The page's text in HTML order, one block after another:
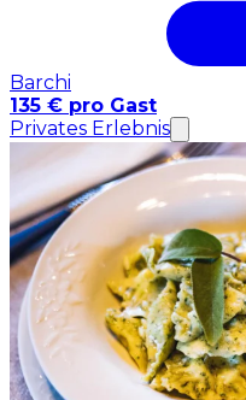
Barchi
135 € pro Gast
Privates Erlebnis